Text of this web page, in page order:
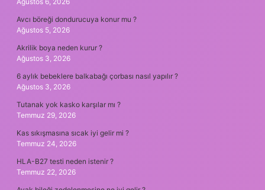
Avcı böreği dondurucuya konur mu ?
Ağustos 5, 2026
Akrilik boya neden kurur ?
Ağustos 3, 2026
6 aylık bebeklere balkabağı çorbası nasıl yapılır ?
Ağustos 3, 2026
Tutanak yok kasko karşılar mı ?
Temmuz 29, 2026
Kas sıkışmasına sıcak iyi gelir mi ?
Temmuz 24, 2026
HLA-B27 testi neden istenir ?
Temmuz 22, 2026